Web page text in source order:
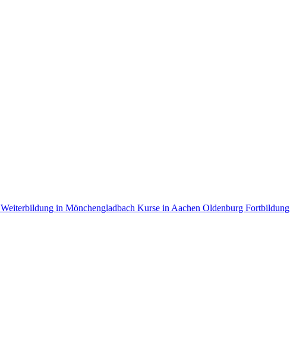
Weiterbildung in Mönchengladbach Kurse in Aachen Oldenburg Fortbildung